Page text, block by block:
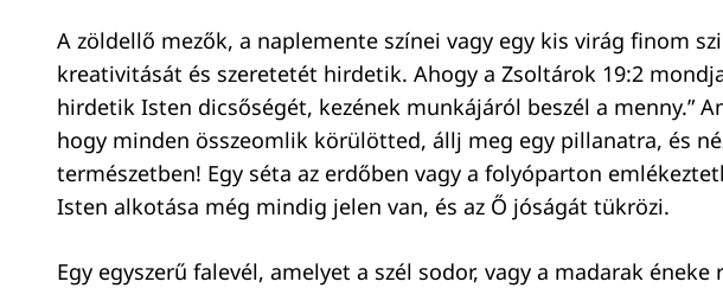
A zöldellő mezők, a naplemente színei vagy egy kis virág finom
kreativitását és szeretetét hirdetik. Ahogy a Zsoltárok 19:2
hirdetik Isten dicsőségét, kezének munkájáról beszél a menny.”
hogy minden összeomlik körülötted, állj meg egy pillanatra, és
természetben! Egy séta az erdőben vagy a folyóparton
Isten alkotása még mindig jelen van, és az Ő jóságát tükrözi.
Egy egyszerű falevél, amelyet a szél sodor, vagy a madarak